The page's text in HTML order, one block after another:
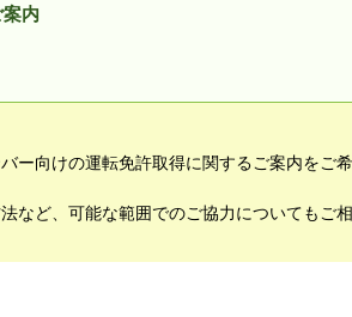
内
ー向けの運転免許取得に関するご案内をご
など、可能な範囲でのご協力についてもご